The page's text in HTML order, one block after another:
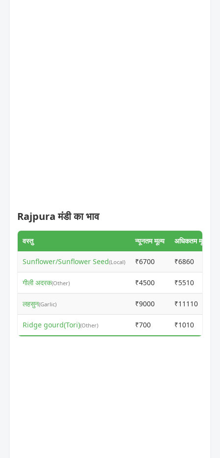
Rajpura मंडी का भाव
वस्तु न्यूनतम मूल्य अधिकतम मूल्य
Sunflower/Sunflower Seed(Local) ₹6700 ₹6860
गीली अदरक(Other) ₹4500 ₹5510
लहसुन(Garlic) ₹9000 ₹11110
Ridge gourd(Tori)(Other) ₹700 ₹1010